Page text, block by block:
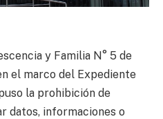
y Familia N° 5 de
el marco del Expediente
la prohibición de
datos, informaciones o